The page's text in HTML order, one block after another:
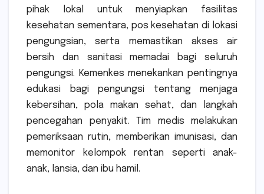
pihak lokal untuk menyiapkan fasilitas
kesehatan sementara, pos kesehatan di lokasi
pengungsian, serta memastikan akses air
bersih dan sanitasi memadai bagi seluruh
pengungsi. Kemenkes menekankan pentingnya
edukasi bagi pengungsi tentang menjaga
kebersihan, pola makan sehat, dan langkah
pencegahan penyakit. Tim medis melakukan
pemeriksaan rutin, memberikan imunisasi, dan
memonitor kelompok rentan seperti anak-
anak, lansia, dan ibu hamil.